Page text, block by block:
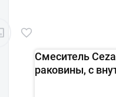
Смеситель
раковины, с